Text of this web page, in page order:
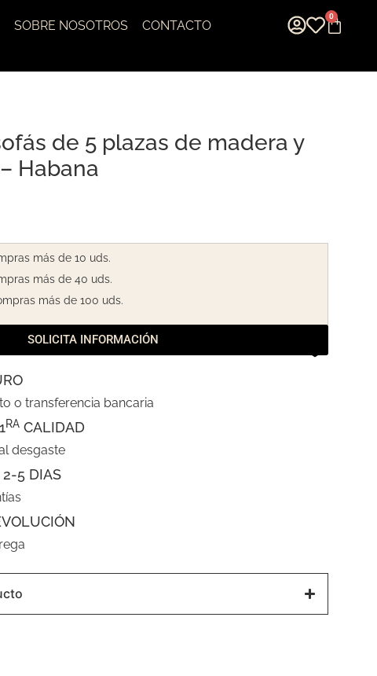
SOBRE NOSOTROS CONTACTO
0
de 5 plazas de madera y
Habana
más de 10 uds.
más de 40 uds.
más de 100 uds.
SOLICITA INFORMACIÓN
o transferencia bancaria
RA CALIDAD
desgaste
2-5 DIAS